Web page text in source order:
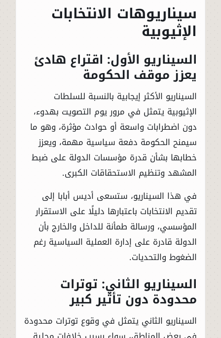
سيناريوهات الانتخابات
الإثيوبية
السيناريو الأول: اقتراع هادئ
يعزز موقف الحكومة
السيناريو الأكثر إيجابية بالنسبة للسلطات
الإثيوبية يتمثل في مرور يوم التصويت بهدوء،
دون اضطرابات واسعة أو حوادث مؤثرة، وهو ما
سيمنح الحكومة دفعة سياسية مهمة، ويعزز
خطابها بشأن قدرة مؤسسات الدولة على ضبط
المشهد وتنظيم الاستحقاقات الكبرى.
في هذا السيناريو، ستسعى أديس أبابا إلى
تقديم الانتخابات باعتبارها دليلًا على الاستقرار
المؤسسي، ورسالة طمأنة للداخل والخارج بأن
الدولة قادرة على إدارة العملية السياسية رغم
الضغوط والتحديات.
السيناريو الثاني: توترات
محدودة دون تأثير كبير
السيناريو الثاني يتمثل في وقوع توترات محدودة